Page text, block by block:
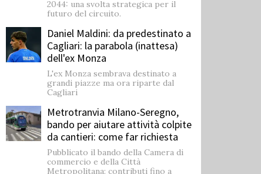
2044: una svolta strategica per il
futuro del circuito.
Daniel Maldini: ​da predestinato a
Cagliari: la parabola (inattesa)
dell'ex Monza
L'ex Monza sembrava destinato a
grandi piazze ma ora riparte dal
Cagliari
Metrotranvia Milano-Seregno,
bando per aiutare attività colpite
da cantieri: come far richiesta
Pubblicato il bando della Camera di
commercio e della Città
Metropolitana: contributi fino a